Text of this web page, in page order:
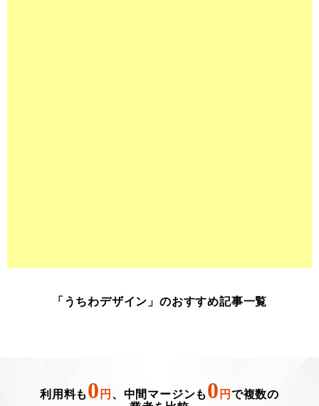
「うちわデザイン」のおすすめ記事一覧
利用料も 0 円 、中間マージンも 0 円 で複数の